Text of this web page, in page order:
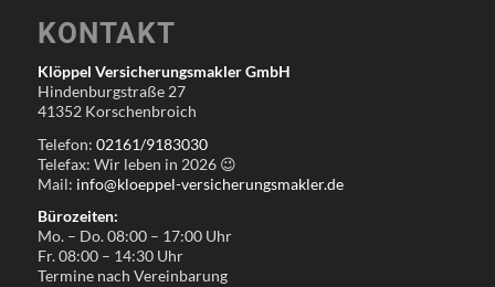
KONTAKT
Klöppel Versicherungsmakler GmbH
Hindenburgstraße 27
41352 Korschenbroich
Telefon: 02161/9183030
Telefax: Wir leben in 2026 😉
Mail: info@kloeppel-versicherungsmakler.de
Bürozeiten:
Mo. – Do. 08:00 – 17:00 Uhr
Fr. 08:00 – 14:30 Uhr
Termine nach Vereinbarung